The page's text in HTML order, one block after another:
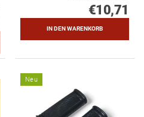
€10,71
Neu